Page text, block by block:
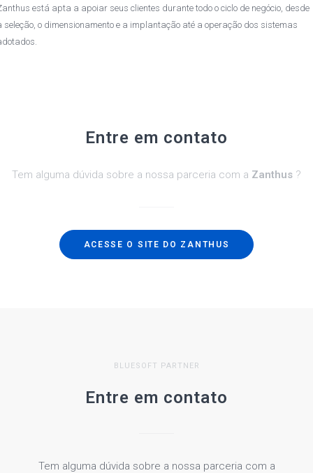
está apta a apoiar seus clientes durante todo o ciclo de negócio, desde
seleção, o dimensionamento e a implantação até a operação dos sistemas
Entre em contato
Tem alguma dúvida sobre a nossa parceria com a Zanthus ?
ACESSE O SITE DO ZANTHUS
BLUESOFT PARTNER
Entre em contato
Tem alguma dúvida sobre a nossa parceria com a